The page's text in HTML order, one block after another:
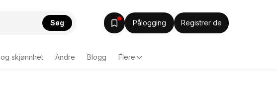
Søg Pålogging Registrer de
skjønnhet Andre Blogg Flere